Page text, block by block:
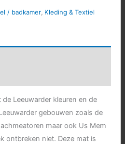
/ badkamer, Kleding & Textiel
Leeuwarder kleuren en de
gebouwen zoals de
maar ook Us Mem
ontbreken niet. Deze mat is